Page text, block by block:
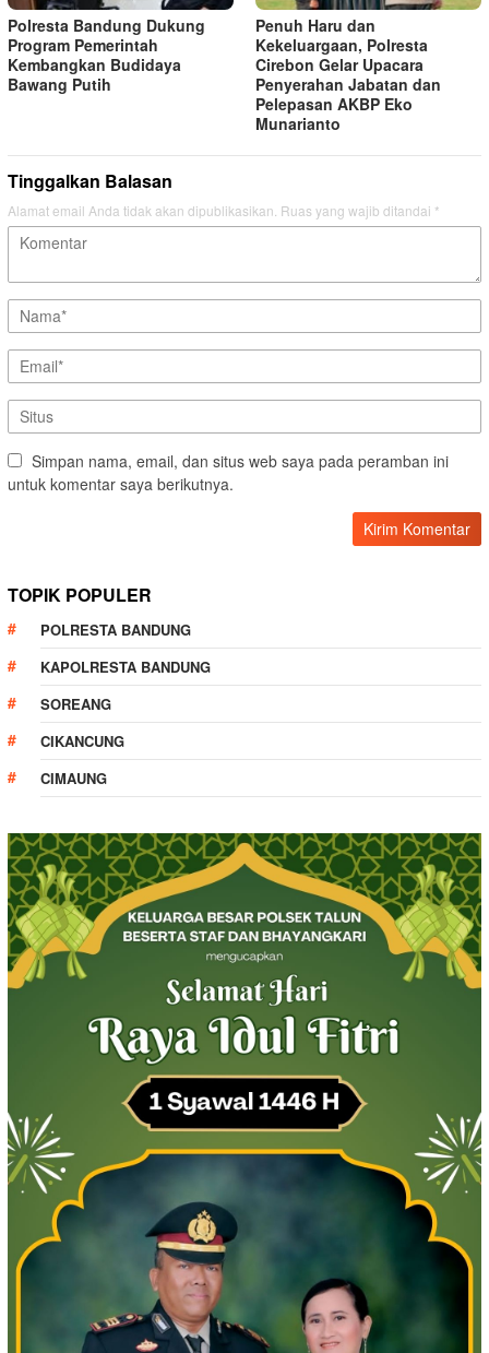
Polresta Bandung Dukung
Program Pemerintah
Kembangkan Budidaya
Bawang Putih
Penuh Haru dan
Kekeluargaan, Polresta
Cirebon Gelar Upacara
Penyerahan Jabatan dan
Pelepasan AKBP Eko
Munarianto
Tinggalkan Balasan
Alamat email Anda tidak akan dipublikasikan. Ruas yang wajib ditandai *
Simpan nama, email, dan situs web saya pada peramban ini
untuk komentar saya berikutnya.
TOPIK POPULER
POLRESTA BANDUNG
KAPOLRESTA BANDUNG
SOREANG
CIKANCUNG
CIMAUNG